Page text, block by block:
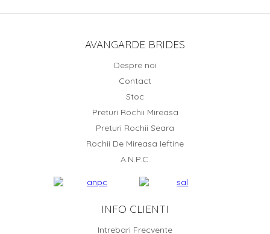
AVANGARDE BRIDES
Despre noi
Contact
Stoc
Preturi Rochii Mireasa
Preturi Rochii Seara
Rochii De Mireasa Ieftine
A.N.P.C.
INFO CLIENTI
Intrebari Frecvente